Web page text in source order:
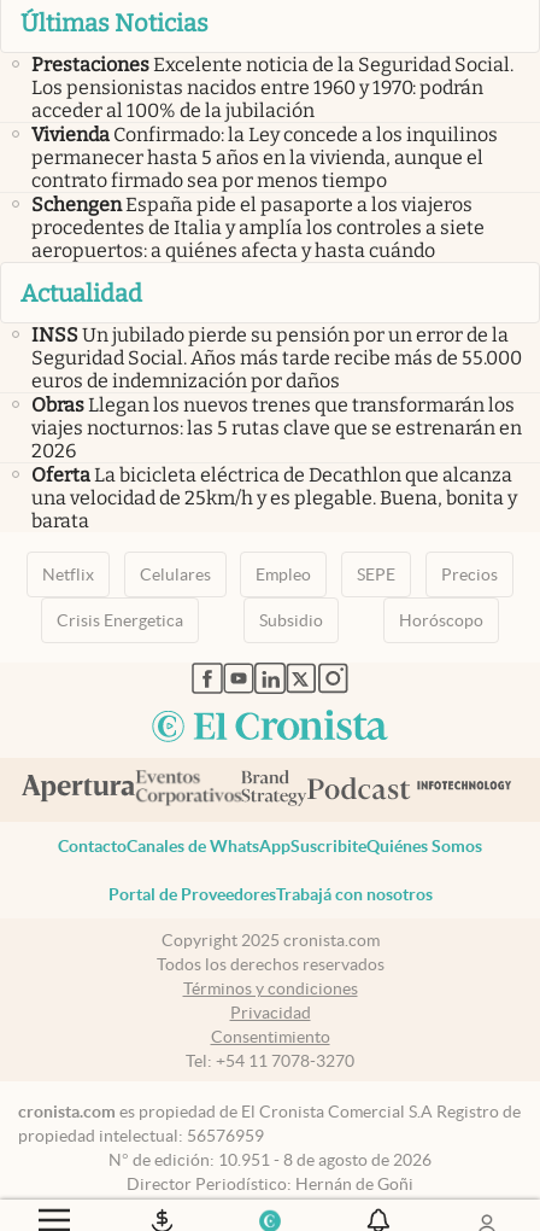
Últimas Noticias
PrestacionesExcelente noticia de la Seguridad Social.
Los pensionistas nacidos entre 1960 y 1970: podrán
acceder al 100% de la jubilación
Vivienda Confirmado: la Ley concede a los inquilinos
permanecer hasta 5 años en la vivienda, aunque el
contrato firmado sea por menos tiempo
SchengenEspaña pide el pasaporte a los viajeros
procedentes de Italia y amplía los controles a siete
aeropuertos: a quiénes afecta y hasta cuándo
Actualidad
INSSUn jubilado pierde su pensión por un error de la
Seguridad Social. Años más tarde recibe más de 55.000
euros de indemnización por daños
ObrasLlegan los nuevos trenes que transformarán los
viajes nocturnos: las 5 rutas clave que se estrenarán en
2026
OfertaLa bicicleta eléctrica de Decathlon que alcanza
una velocidad de 25km/h y es plegable. Buena, bonita y
barata
Netflix Celulares Empleo SEPE Precios
Crisis Energetica Subsidio Horóscopo
abre en nueva pestaña
abre en nueva pestaña
abre en nueva pestaña
abre en nueva pestaña
abre en nueva pestaña
ContactoCanales de WhatsAppSuscribiteQuiénes Somos
Portal de ProveedoresTrabajá con nosotros
Copyright 2025 cronista.com
Todos los derechos reservados
Términos y condiciones
Privacidad
Consentimiento
Tel: +54 11 7078-3270
cronista.com es propiedad de El Cronista Comercial S.A Registro de
propiedad intelectual: 56576959
N° de edición: 10.951 - 8 de agosto de 2026
Director Periodístico: Hernán de Goñi